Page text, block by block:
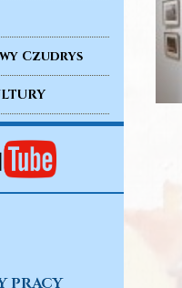
Czudrys
PRACY